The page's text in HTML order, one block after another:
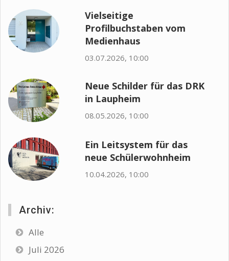
Vielseitige
Profilbuchstaben vom
Medienhaus
03.07.2026, 10:00
Neue Schilder für das DRK
in Laupheim
08.05.2026, 10:00
Ein Leitsystem für das
neue Schülerwohnheim
10.04.2026, 10:00
Archiv:
Alle
Juli 2026